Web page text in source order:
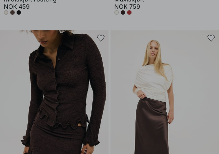
NOK 459
NOK 759